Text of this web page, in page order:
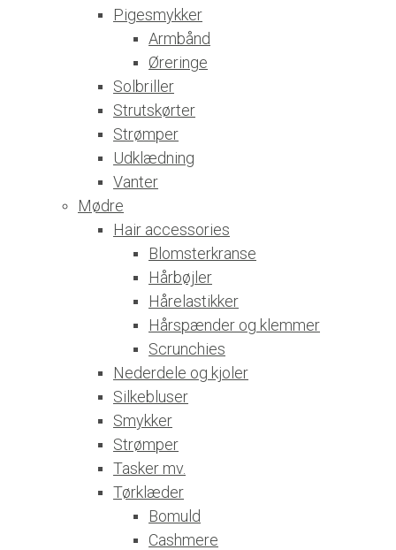
Pigesmykker
Armbånd
Øreringe
Solbriller
Strutskørter
Strømper
Udklædning
Vanter
Mødre
Hair accessories
Blomsterkranse
Hårbøjler
Hårelastikker
Hårspænder og klemmer
Scrunchies
Nederdele og kjoler
Silkebluser
Smykker
Strømper
Tasker mv.
Tørklæder
Bomuld
Cashmere